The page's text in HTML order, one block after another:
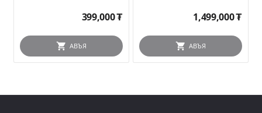
399,000₮
АВЪЯ
1,499,000₮
АВЪЯ